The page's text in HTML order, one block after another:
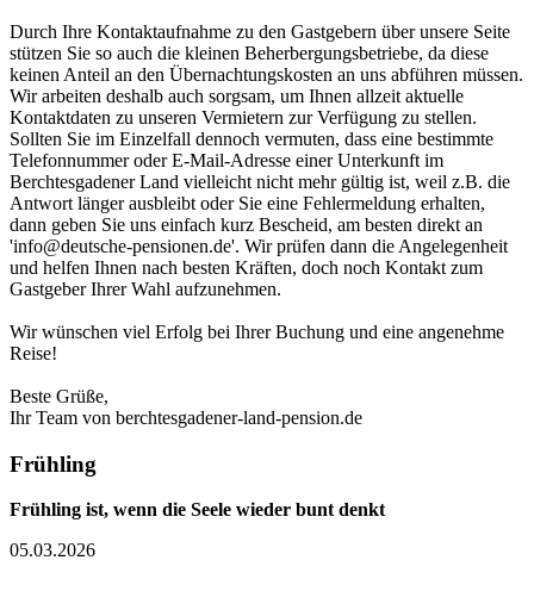
Durch Ihre Kontaktaufnahme zu den Gastgebern über unsere Seite
stützen Sie so auch die kleinen Beherbergungsbetriebe, da diese
keinen Anteil an den Übernachtungskosten an uns abführen müssen.
Wir arbeiten deshalb auch sorgsam, um Ihnen allzeit aktuelle
Kontaktdaten zu unseren Vermietern zur Verfügung zu stellen.
Sollten Sie im Einzelfall dennoch vermuten, dass eine bestimmte
Telefonnummer oder E-Mail-Adresse einer Unterkunft im
Berchtesgadener Land vielleicht nicht mehr gültig ist, weil z.B. die
Antwort länger ausbleibt oder Sie eine Fehlermeldung erhalten,
dann geben Sie uns einfach kurz Bescheid, am besten direkt an
'info@deutsche-pensionen.de'. Wir prüfen dann die Angelegenheit
und helfen Ihnen nach besten Kräften, doch noch Kontakt zum
Gastgeber Ihrer Wahl aufzunehmen.
Wir wünschen viel Erfolg bei Ihrer Buchung und eine angenehme
Reise!
Beste Grüße,
Ihr Team von berchtesgadener-land-pension.de
Frühling
Frühling ist, wenn die Seele wieder bunt denkt
05.03.2026